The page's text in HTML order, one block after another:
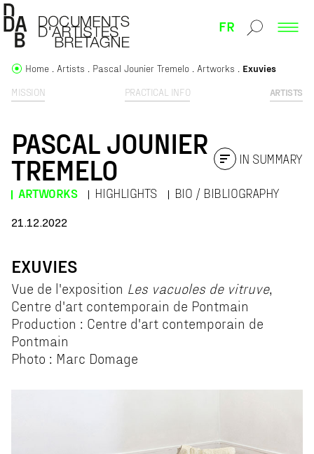
FR
MISSION PRACTICAL INFO ARTISTS
Home Artists Pascal Jounier Tremelo Artworks Exuvies
PASCAL JOUNIER
TREMELO
ARTWORKS HIGHLIGHTS BIO / BIBLIOGRAPHY
IN SUMMARY
21.12.2022
EXUVIES
Vue de l'exposition Les vacuoles de vitruve,
Centre d'art contemporain de Pontmain
Production : Centre d'art contemporain de
Pontmain
Photo : Marc Domage